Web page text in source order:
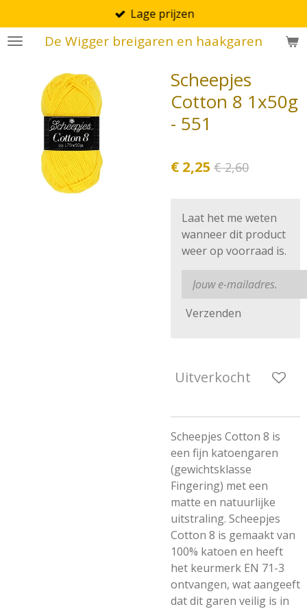
direct
naar
hoofdinhoud
De Wigger breigaren en haakgaren
Lage prijzen
Scheepjes
Cotton 8 1x50g
- 551
€ 2,25 € 2,60
Laat het me weten
wanneer dit product
weer op voorraad is.
Verzenden
Uitverkocht
Scheepjes Cotton 8 is
een fijn katoengaren
(gewichtsklasse
Fingering) met een
matte en natuurlijke
uitstraling. Scheepjes
Cotton 8 is gemaakt van
100% katoen en heeft
het keurmerk EN 71-3
ontvangen, wat aangeeft
dat dit garen veilig is in